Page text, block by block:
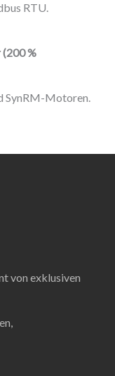
RTU.
%
SynRM-Motoren.
von exklusiven